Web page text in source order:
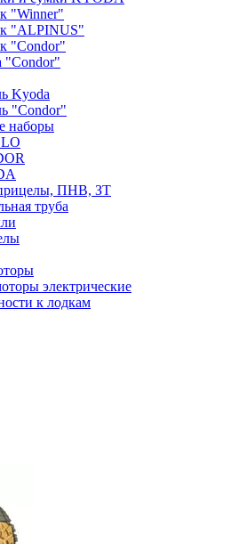
"Winner"
"ALPINUS"
"Condor"
"Condor"
Kyoda
"Condor"
наборы
ПНВ, ЗТ
труба
электрические
к лодкам